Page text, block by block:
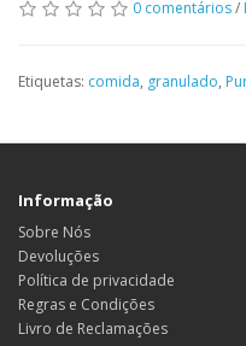
0 comentários/
Etiquetas: comida, granulado,
Informação
Sobre Nós
Devoluções
Política de privacidade
Regras e Condições
Livro de Reclamações